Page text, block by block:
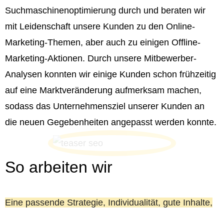
Suchmaschinenoptimierung durch und beraten wir
mit Leidenschaft unsere Kunden zu den Online-
Marketing-Themen, aber auch zu einigen Offline-
Marketing-Aktionen. Durch unsere Mitbewerber-
Analysen konnten wir einige Kunden schon frühzeitig
auf eine Marktveränderung aufmerksam machen,
sodass das Unternehmensziel unserer Kunden an
die neuen Gegebenheiten angepasst werden konnte.
So arbeiten wir
Eine passende Strategie, Individualität, gute Inhalte,